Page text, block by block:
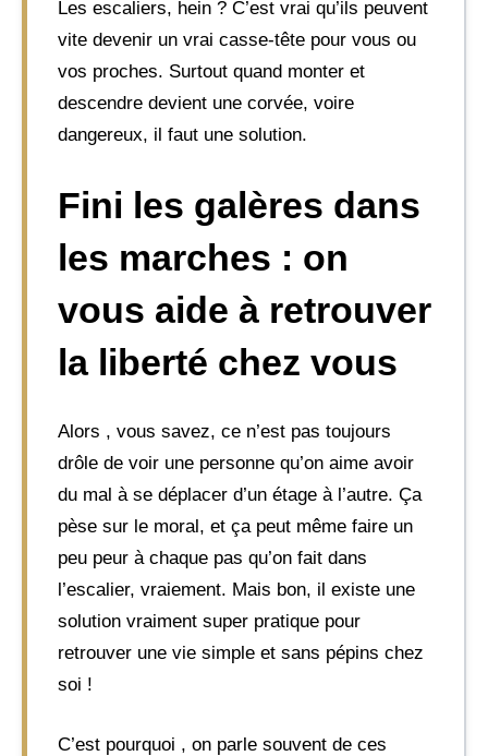
Les escaliers, hein ? C’est vrai qu’ils peuvent
vite devenir un vrai casse-tête pour vous ou
vos proches. Surtout quand monter et
descendre devient une corvée, voire
dangereux, il faut une solution.
Fini les galères dans
les marches : on
vous aide à retrouver
la liberté chez vous
Alors , vous savez, ce n’est pas toujours
drôle de voir une personne qu’on aime avoir
du mal à se déplacer d’un étage à l’autre. Ça
pèse sur le moral, et ça peut même faire un
peu peur à chaque pas qu’on fait dans
l’escalier, vraiement. Mais bon, il existe une
solution vraiment super pratique pour
retrouver une vie simple et sans pépins chez
soi !
C’est pourquoi , on parle souvent de ces